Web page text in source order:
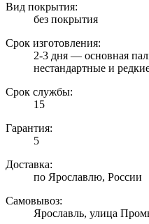
Вид покрытия:
без покрытия
Срок изготовления:
2-3 дня — основная
нестандартные и
Срок службы:
15
Гарантия:
5
Доставка:
по Ярославлю, России
Самовывоз:
Ярославль, улица